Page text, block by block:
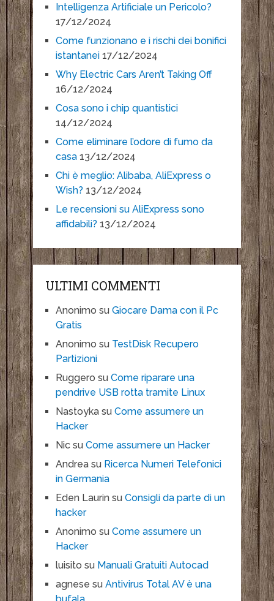
Intelligenza Artificiale un Pericolo?
17/12/2024
Come funzionano e i rischi dei bonifici
istantanei 17/12/2024
Why Electric Cars Aren’t Taking Off
16/12/2024
Cosa sono i chip quantistici
14/12/2024
Come eliminare l’odore di fumo da
casa 13/12/2024
Chi è meglio: Alibaba, AliExpress o
Wish? 13/12/2024
Le recensioni su AliExpress sono
affidabili? 13/12/2024
ULTIMI COMMENTI
Anonimo su Giocare Dama con il Pc
Gratis
Anonimo su TestDisk Recupero
Partizioni
Ruggero su Come riparare una
pendrive USB rotta tramite Linux
Nastoykasu Come assumere un
Hacker
Nicsu Come assumere un Hacker
Andreasu Ricerca Numeri Telefonici
in Germania
Eden Laurinsu Consigli da parte di un
hacker
Anonimo su Come assumere un
Hacker
luisito su Manuali Gratuiti Autocad
agnese su Antivirus Total AV è una